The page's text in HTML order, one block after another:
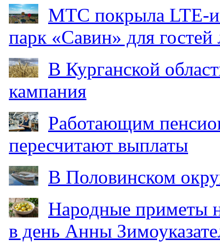
МТС покрыла LTE-
парк «Савин» для гостей
В Курганской
кампания
Работающим
пересчитают выплаты
В Половинском
Народные приметы
в день Анны